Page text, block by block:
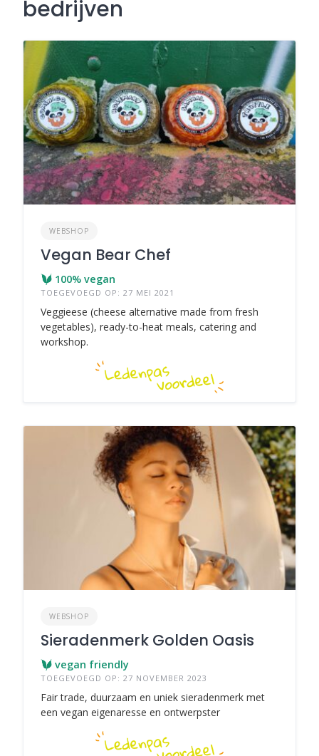
bedrijven
WEBSHOP
Vegan Bear Chef
100% vegan
TOEGEVOEGD OP: 27 MEI 2021
Veggieese (cheese alternative made from fresh
vegetables), ready-to-heat meals, catering and
workshop.
WEBSHOP
Sieradenmerk Golden Oasis
vegan friendly
TOEGEVOEGD OP: 27 NOVEMBER 2023
Fair trade, duurzaam en uniek sieradenmerk met
een vegan eigenaresse en ontwerpster